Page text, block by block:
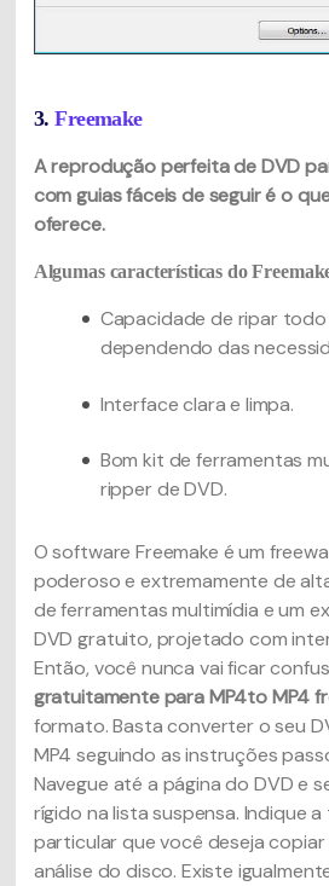
3.Freemake
A reprodução perfeita de DVD
com guias fáceis de seguir é o
oferece.
Algumas características do
Capacidade de ripar
dependendo das
Interface clara e limpa.
Bom kit de ferramentas
ripper de DVD.
O software Freemake é um
poderoso e extremamente de
de ferramentas multimídia e um
DVD gratuito, projetado com
Então, você nunca vai ficar
gratuitamente para MP4to MP4
formato. Basta converter o seu
MP4 seguindo as instruções
Navegue até a página do DVD e
rígido na lista suspensa. Indique
particular que você deseja
análise do disco. Existe